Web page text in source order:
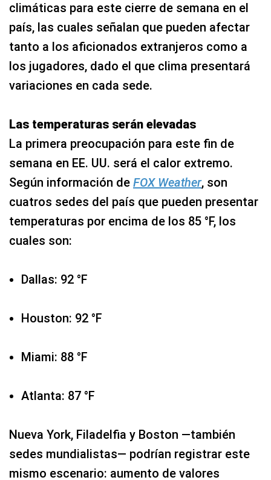
climáticas para este cierre de semana en el
país, las cuales señalan que pueden afectar
tanto a los aficionados extranjeros como a
los jugadores, dado el que clima presentará
variaciones en cada sede.
Las temperaturas serán elevadas
La primera preocupación para este fin de
semana en EE. UU. será el calor extremo.
Según información de FOX Weather, son
cuatros sedes del país que pueden presentar
temperaturas por encima de los 85 °F, los
cuales son:
Dallas: 92 °F
Houston: 92 °F
Miami: 88 °F
Atlanta: 87 °F
Nueva York, Filadelfia y Boston —también
sedes mundialistas— podrían registrar este
mismo escenario: aumento de valores